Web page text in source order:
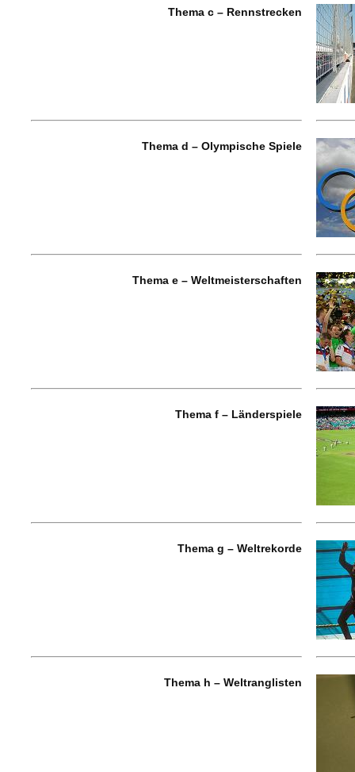
Thema c – Rennstrecken
Thema d – Olympische Spiele
Thema e – Weltmeisterschaften
Thema f – Länderspiele
Thema g – Weltrekorde
Thema h – Weltranglisten